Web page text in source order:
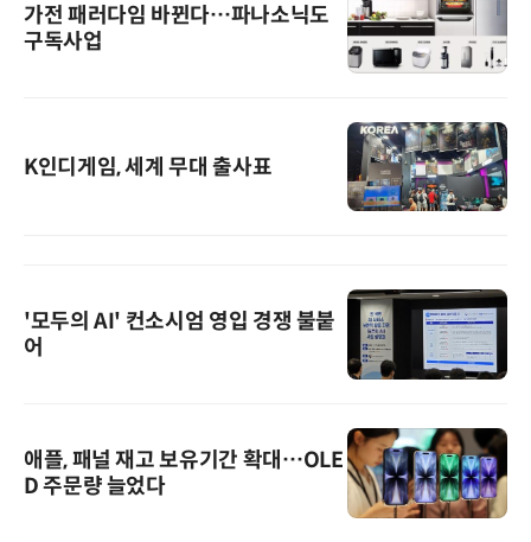
가전 패러다임 바뀐다…파나소닉도
구독사업
K인디게임, 세계 무대 출사표
'모두의 AI' 컨소시엄 영입 경쟁 불붙
어
애플, 패널 재고 보유기간 확대…OLE
D 주문량 늘었다